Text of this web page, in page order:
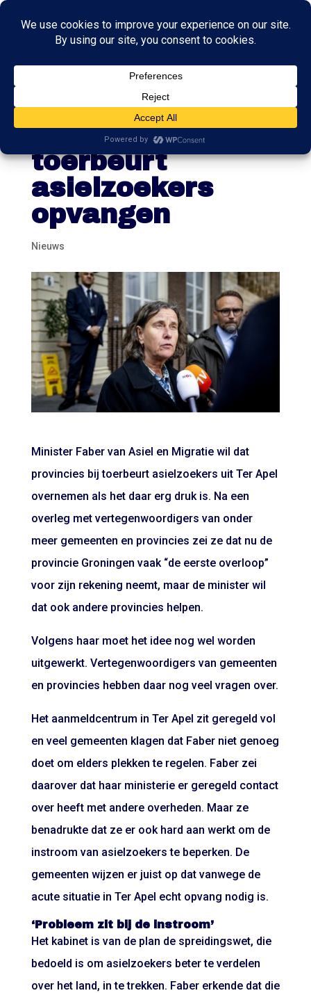
Faber wil dat
provincies bij
toerbeurt
asielzoekers
opvangen
Nieuws
Minister Faber van Asiel en Migratie wil dat
provincies bij toerbeurt asielzoekers uit Ter Apel
overnemen als het daar erg druk is. Na een
overleg met vertegenwoordigers van onder
meer gemeenten en provincies zei ze dat nu de
provincie Groningen vaak “de eerste overloop”
voor zijn rekening neemt, maar de minister wil
dat ook andere provincies helpen.
Volgens haar moet het idee nog wel worden
uitgewerkt. Vertegenwoordigers van gemeenten
en provincies hebben daar nog veel vragen over.
Het aanmeldcentrum in Ter Apel zit geregeld vol
en veel gemeenten klagen dat Faber niet genoeg
doet om elders plekken te regelen. Faber zei
daarover dat haar ministerie er geregeld contact
over heeft met andere overheden. Maar ze
benadrukte dat ze er ook hard aan werkt om de
instroom van asielzoekers te beperken. De
gemeenten wijzen er juist op dat vanwege de
acute situatie in Ter Apel echt opvang nodig is.
‘Probleem zit bij de instroom’
Het kabinet is van de plan de spreidingswet, die
bedoeld is om asielzoekers beter te verdelen
over het land, in te trekken. Faber erkende dat die